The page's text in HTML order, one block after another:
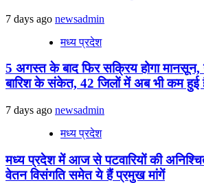
7 days ago newsadmin
मध्य प्रदेश
5 अगस्त के बाद फिर सक्रिय होगा
बारिश के संकेत, 42 जिलों में अब भी कम हुई
7 days ago newsadmin
मध्य प्रदेश
मध्य प्रदेश में आज से पटवारियों की
वेतन विसंगति समेत ये हैं प्रमुख मांगें